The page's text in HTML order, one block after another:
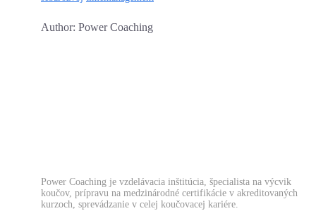
Author: Power Coaching
Power Coaching je vzdelávacia inštitúcia, špecialista na výcvik
koučov, prípravu na medzinárodné certifikácie v akreditovaných
kurzoch, sprevádzanie v celej koučovacej kariére.